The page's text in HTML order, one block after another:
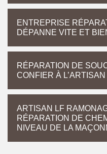
ENTREPRISE
DÉPANNE VITE ET
RÉPARATION DE
CONFIER À
ARTISAN LF
RÉPARATION DE
NIVEAU DE LA